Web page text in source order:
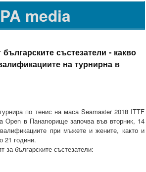
PA media
състезатели - какво
на турнирна в
по тенис на маса Seamaster 2018 ITTF
Open в Панагюрище започва във вторник, 14
при мъжете и жените, както и
21 години.
за българските състезатели: